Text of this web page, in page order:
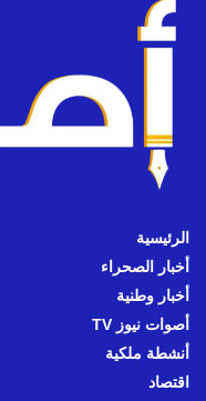
الرئيسية
أخبار الصحراء
أخبار وطنية
أصوات نيوز TV
أنشطة ملكية
اقتصاد